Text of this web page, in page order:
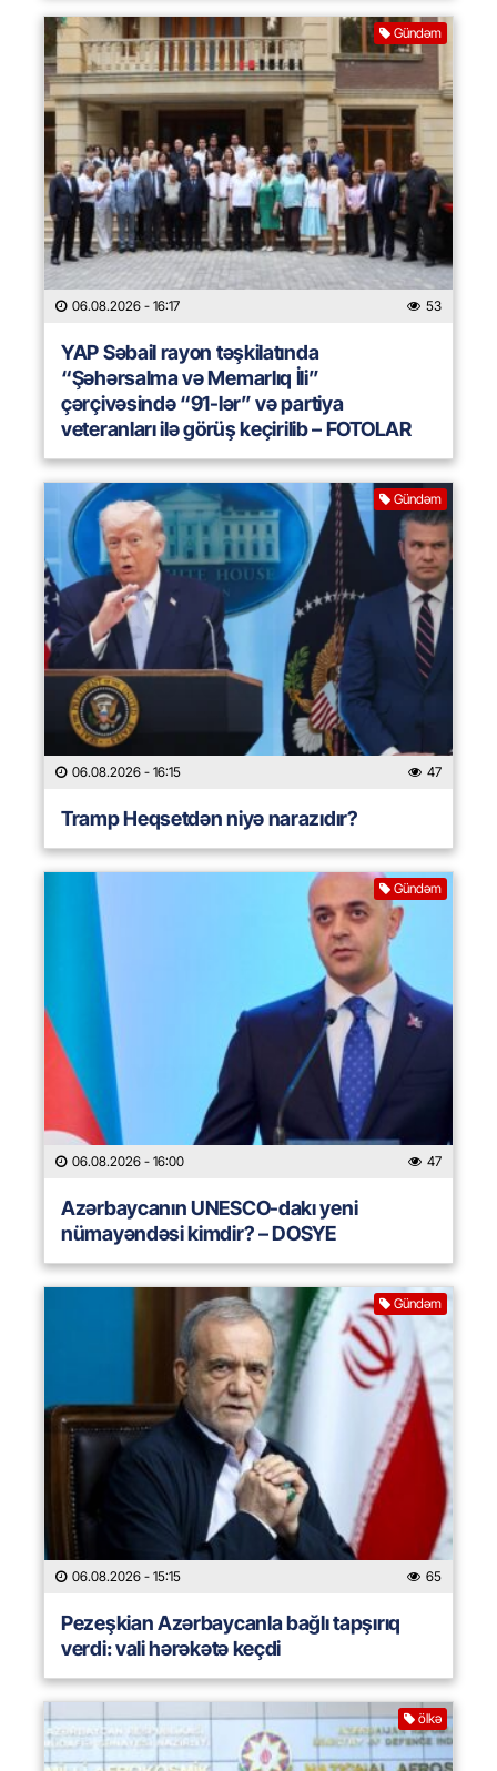
Gündəm
06.08.2026 - 16:17 53
YAP Səbail rayon təşkilatında
“Şəhərsalma və Memarlıq İli”
çərçivəsində “91-lər” və partiya
veteranları ilə görüş keçirilib – FOTOLAR
Gündəm
06.08.2026 - 16:15 47
Tramp Heqsetdən niyə narazıdır?
Gündəm
06.08.2026 - 16:00 47
Azərbaycanın UNESCO-dakı yeni
nümayəndəsi kimdir? – DOSYE
Gündəm
06.08.2026 - 15:15 65
Pezeşkian Azərbaycanla bağlı tapşırıq
verdi: vali hərəkətə keçdi
ölkə